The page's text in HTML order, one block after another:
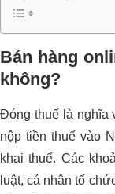
Bán hàng
không?
Đóng thuế là nghĩa
nộp tiền thuế vào
khai thuế. Các
luật, cá nhân tổ